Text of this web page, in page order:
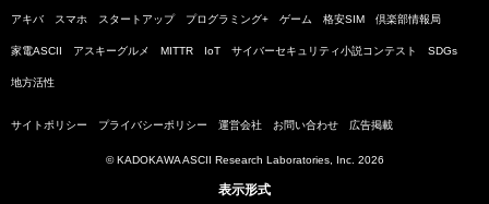
アキバ スマホ スタートアップ プログラミング+ ゲーム 格安SIM 倶楽部情報局
家電ASCII アスキーグルメ MITTR IoT サイバーセキュリティ小説コンテスト SDGs
地方活性
サイトポリシー プライバシーポリシー 運営会社 お問い合わせ 広告掲載
© KADOKAWA ASCII Research Laboratories, Inc. 2026
表示形式